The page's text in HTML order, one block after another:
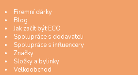
Firemní dárky
Blog
Jak začít být ECO
Spolupráce s dodavateli
Spolupráce s influencery
Značky
Složky a bylinky
Velkoobchod